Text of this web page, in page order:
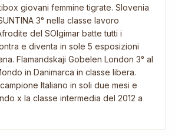
giovani femmine tigrate. Slovenia
3° nella classe lavoro
del SOlgimar batte tutti i
e diventa in sole 5 esposizioni
Flamandskaji Gobelen London 3° al
in Danimarca in classe libera.
Italiano in soli due mesi e
x la classe intermedia del 2012 a